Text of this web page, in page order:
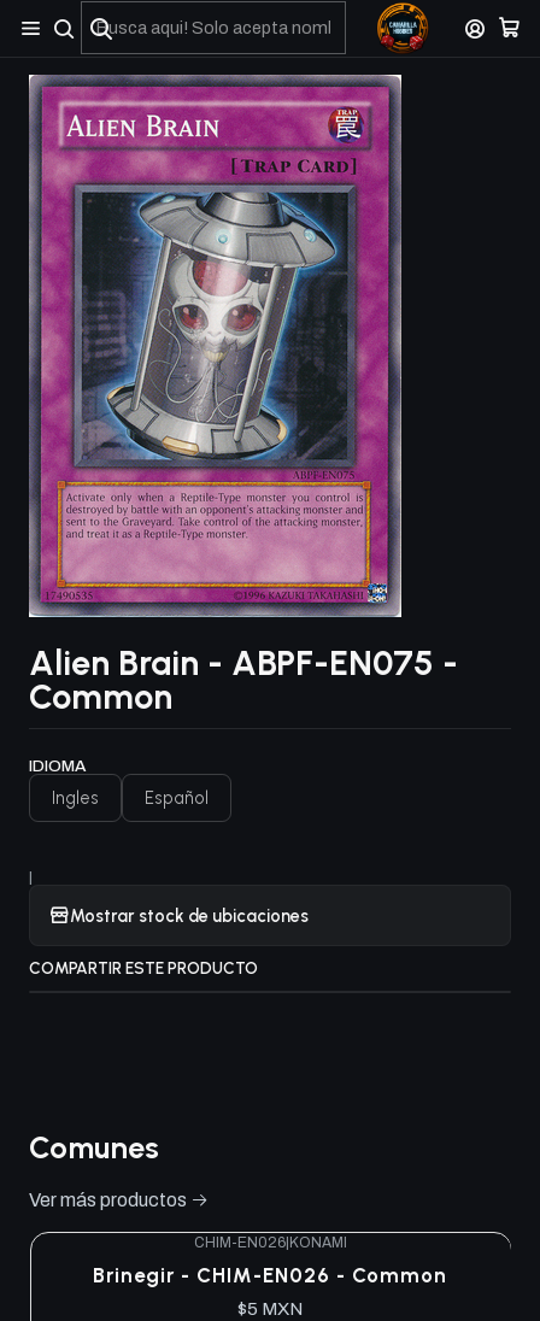
No olviden reportar sus depositos y transferencias por Whatsapp
Alien Brain - ABPF-EN075 -
Common
IDIOMA
Ingles Español
|
Mostrar stock de ubicaciones
COMPARTIR ESTE PRODUCTO
Comunes
Ver más productos
CHIM-EN026| KONAMI
Brinegir - CHIM-EN026 - Common
$5 MXN